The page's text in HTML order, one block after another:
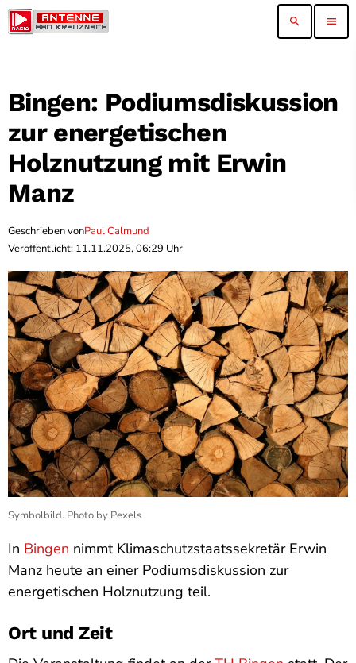
search menu
Bingen: Podiumsdiskussion
zur energetischen
Holznutzung mit Erwin
Manz
Geschrieben vonPaul Calmund
Veröffentlicht: 11.11.2025, 06:29 Uhr
Symbolbild. Photo by Pexels
In Bingen nimmt Klimaschutzstaatssekretär Erwin
Manz heute an einer Podiumsdiskussion zur
energetischen Holznutzung teil.
Ort und Zeit